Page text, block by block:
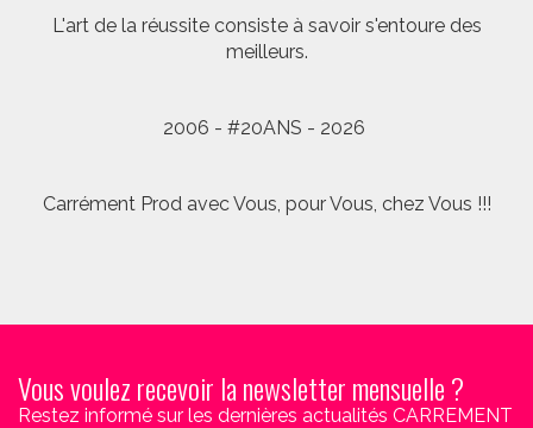
L'art de la réussite consiste à savoir s'entoure des
meilleurs.
2006 - #20ANS - 2026
Carrément Prod avec Vous, pour Vous, chez Vous !!!
Vous voulez recevoir la newsletter mensuelle ?
Restez informé sur les dernières actualités CARREMENT